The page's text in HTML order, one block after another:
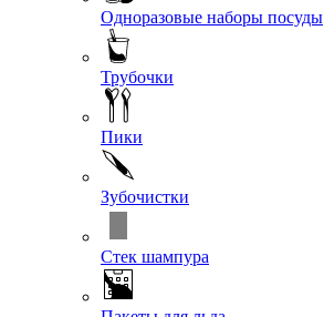
Одноразовые наборы посуды
Трубочки
Пики
Зубочистки
Стек шампура